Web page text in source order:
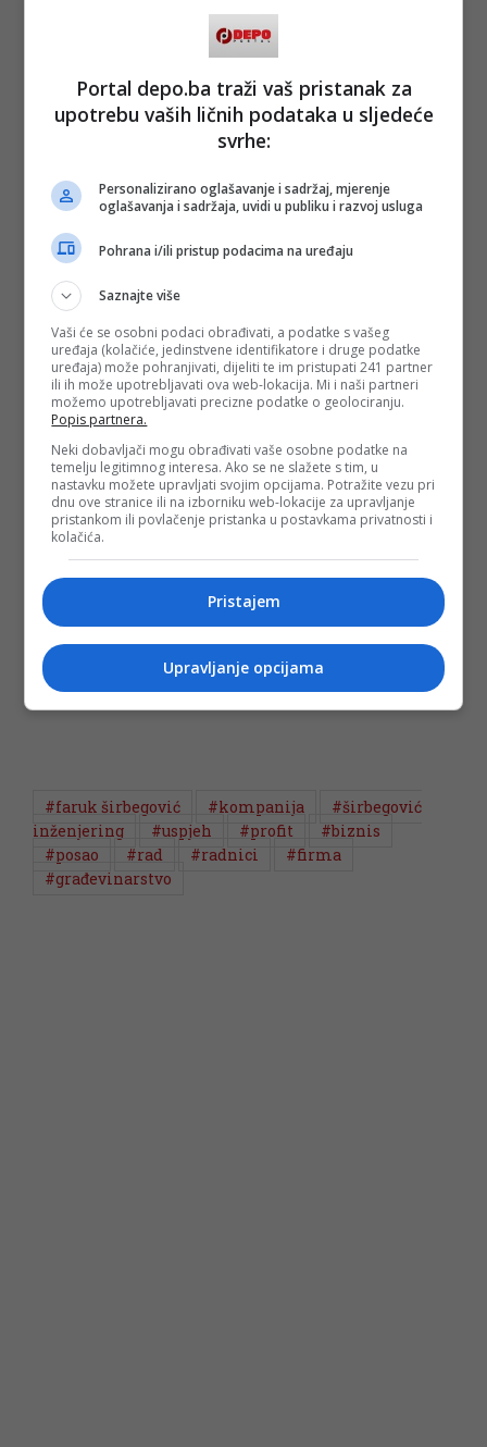
Širbegović: Bio je manji. Zato što sada imamo manje ljudi.
Imali smo 120 miliona kada smo imali 1200 ljudi. Sada
80 miliona prihoda, a prošle godine smo imali nešto više od
60 miliona KM.
Cijeli intervju pogledajte u nastavku:
(DEPO PORTAL/ad)
PODIJELI NA
Depo.ba pratite putem društvenih mreža Facebook
#faruk širbegović #kompanija
#širbegović
inženjering
#uspjeh #profit
#biznis
#posao
#rad #radnici
#firma
#građevinarstvo
Portal depo.ba traži vaš pristanak za
upotrebu vaših ličnih podataka u sljedeće
svrhe:
Personalizirano oglašavanje i sadržaj, mjerenje
oglašavanja i sadržaja, uvidi u publiku i razvoj usluga
Pohrana i/ili pristup podacima na uređaju
Saznajte više
Vaši će se osobni podaci obrađivati, a podatke s vašeg
uređaja (kolačiće, jedinstvene identifikatore i druge podatke
uređaja) može pohranjivati, dijeliti te im pristupati 241 partner
ili ih može upotrebljavati ova web-lokacija. Mi i naši partneri
možemo upotrebljavati precizne podatke o geolociranju.
Popis partnera.
Neki dobavljači mogu obrađivati vaše osobne podatke na
temelju legitimnog interesa. Ako se ne slažete s tim, u
nastavku možete upravljati svojim opcijama. Potražite vezu pri
dnu ove stranice ili na izborniku web-lokacije za upravljanje
pristankom ili povlačenje pristanka u postavkama privatnosti i
kolačića.
Pristajem
Upravljanje opcijama